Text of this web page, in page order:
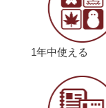
1年中使える